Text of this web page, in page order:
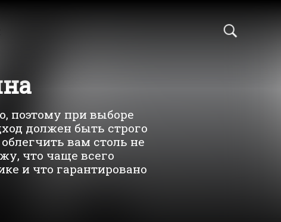
поэтому при выборе
должен быть строго
вам столь не
что чаще всего
и что гарантировано